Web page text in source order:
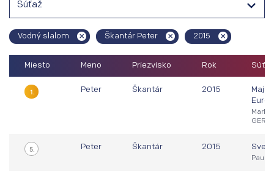
Súťaž
Vodný slalom Škantár Peter 2015
Miesto Meno Priezvisko Rok
1. Peter Škantár 2015
GER
5. Peter Škantár 2015
Pau /